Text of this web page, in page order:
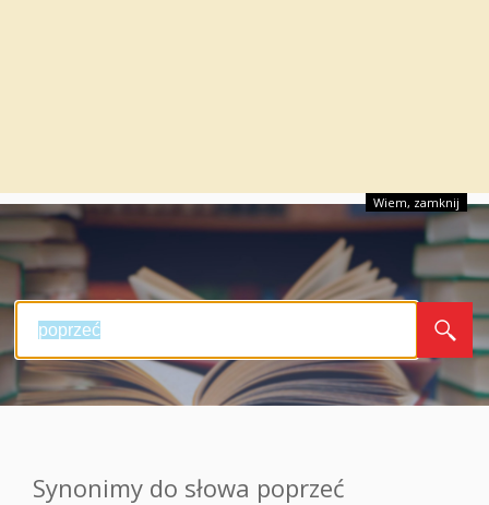
Wiem, zamknij
Synonimy do słowa poprzeć